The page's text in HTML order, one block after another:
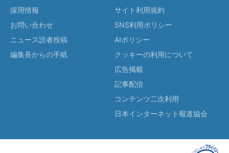
採用情報
お問い合わせ
ニュース読者投稿
編集長からの手紙
サイト利用規約
SNS利用ポリシー
AIポリシー
クッキーの利用について
広告掲載
記事配信
コンテンツ二次利用
日本インターネット報道協会